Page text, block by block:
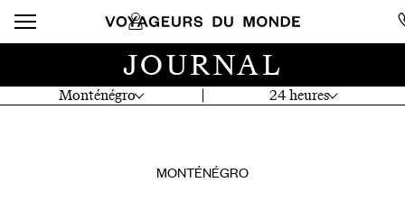
Monténégro 24 heures
JOURNAL
MONTÉNÉGRO